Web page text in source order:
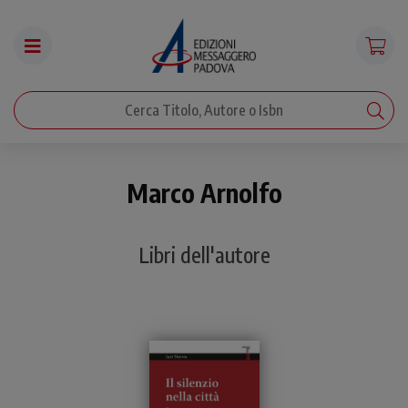
Marco Arnolfo
Libri dell'autore